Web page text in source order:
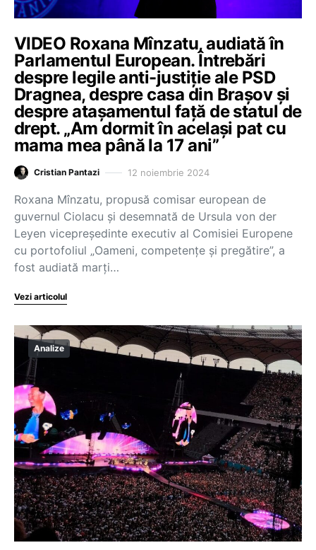
VIDEO Roxana Mînzatu, audiată în
Parlamentul European. Întrebări
despre legile anti-justiție ale PSD
Dragnea, despre casa din Brașov și
despre atașamentul față de statul de
drept. „Am dormit în același pat cu
mama mea până la 17 ani”
Cristian Pantazi 12 noiembrie 2024
Roxana Mînzatu, propusă comisar european de
guvernul Ciolacu și desemnată de Ursula von der
Leyen vicepreşedinte executiv al Comisiei Europene
cu portofoliul „Oameni, competenţe şi pregătire”, a
fost audiată marți…
Vezi articolul
Analize